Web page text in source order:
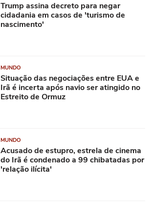
Trump assina decreto para negar
cidadania em casos de 'turismo de
nascimento'
MUNDO
Situação das negociações entre EUA e
Irã é incerta após navio ser atingido no
Estreito de Ormuz
MUNDO
Acusado de estupro, estrela de cinema
do Irã é condenado a 99 chibatadas por
'relação ilícita'